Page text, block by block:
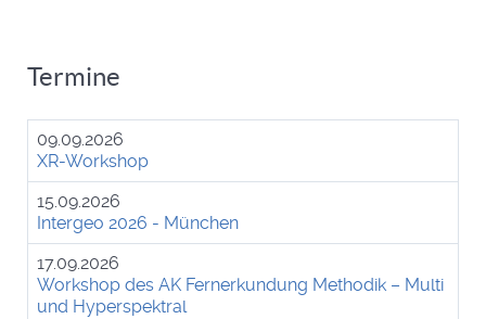
Termine
09.09.2026
XR-Workshop
15.09.2026
Intergeo 2026 - München
17.09.2026
Workshop des AK Fernerkundung Methodik – Multi
und Hyperspektral